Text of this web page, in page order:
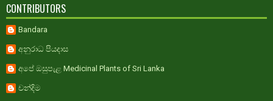
CONTRIBUTORS
Bandara
අනුරාධ පියදාස
අපේ ඔසුපැළ Medicinal Plants of Sri Lanka
චන්දිම